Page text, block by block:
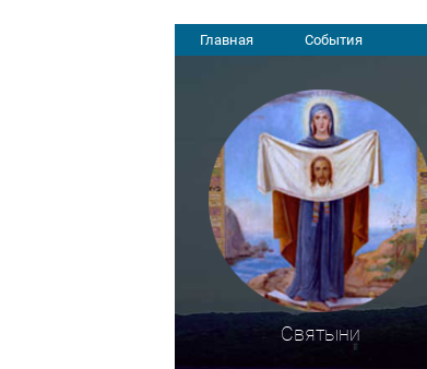
Главная События
Святыни